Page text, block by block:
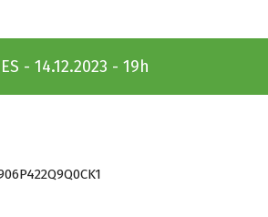
- 14.12.2023 - 19h